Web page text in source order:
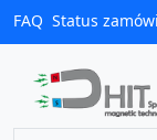
FAQ Status